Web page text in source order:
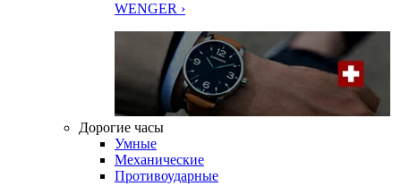
WENGER ›
Дорогие часы
Умные
Механические
Противоударные